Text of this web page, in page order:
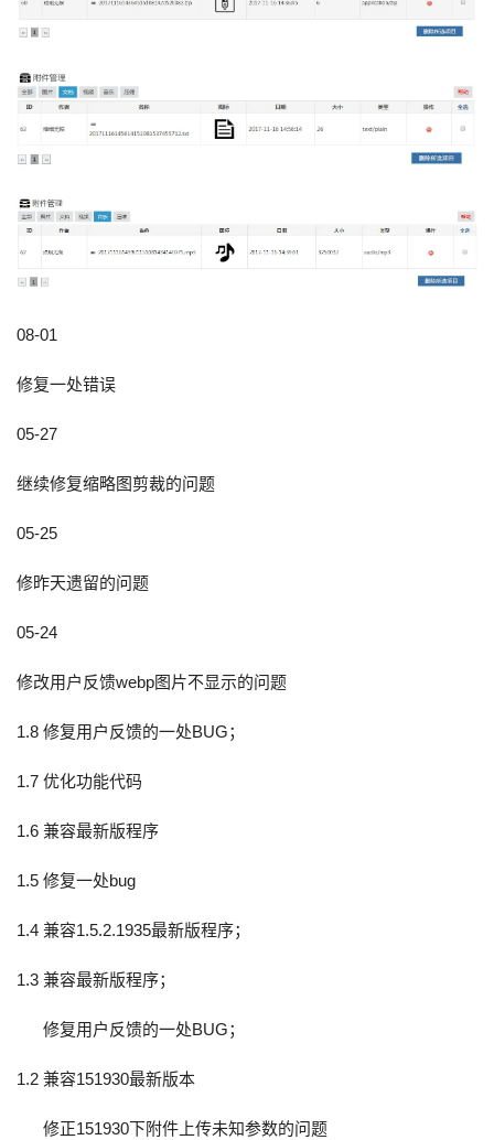
08-01
修复一处错误
05-27
继续修复缩略图剪裁的问题
05-25
修昨天遗留的问题
05-24
修改用户反馈webp图片不显示的问题
1.8 修复用户反馈的一处BUG；
1.7 优化功能代码
1.6 兼容最新版程序
1.5 修复一处bug
1.4 兼容1.5.2.1935最新版程序；
1.3 兼容最新版程序；
修复用户反馈的一处BUG；
1.2 兼容151930最新版本
修正151930下附件上传未知参数的问题